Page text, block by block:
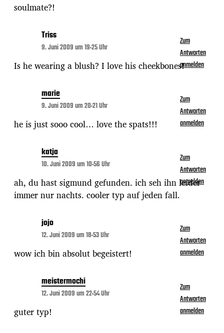
soulmate?!
Triss
9. Juni 2009 um 19:25 Uhr
Is he wearing a blush? I love his cheekbones!
Zum
Antworten
anmelden
marie
9. Juni 2009 um 20:21 Uhr
he is just sooo cool… love the spats!!!
Zum
Antworten
anmelden
katja
10. Juni 2009 um 10:56 Uhr
ah, du hast sigmund gefunden. ich seh ihn leider
immer nur nachts. cooler typ auf jeden fall.
Zum
Antworten
anmelden
jojo
12. Juni 2009 um 18:53 Uhr
wow ich bin absolut begeistert!
Zum
Antworten
anmelden
meistermochi
12. Juni 2009 um 22:54 Uhr
guter typ!
Zum
Antworten
anmelden